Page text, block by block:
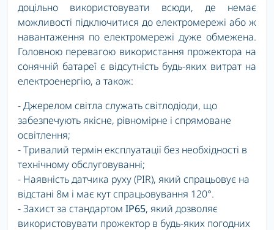
доцільно використовувати всюди, де немає
можливості підключитися до електромережі або ж
навантаження по електромережі дуже обмежена.
Головною перевагою використання прожектора на
сонячній батареї є відсутність будь-яких витрат на
електроенергію, а також:
- Джерелом світла служать світлодіоди, що
забезпечують якісне, рівномірне і спрямоване
освітлення;
- Тривалий термін експлуатації без необхідності в
технічному обслуговуванні;
- Наявність датчика руху (PIR), який спрацьовує на
відстані 8м і має кут спрацьовування 120°.
- Захист за стандартом IP65, який дозволяє
використовувати прожектор в будь-яких погодних